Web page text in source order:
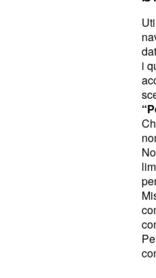
medico.
Si
altri
molto
dopo
i